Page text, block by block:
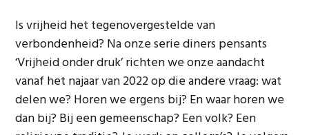
Is vrijheid het tegenovergestelde van
verbondenheid? Na onze serie diners pensants
‘Vrijheid onder druk’ richten we onze aandacht
vanaf het najaar van 2022 op die andere vraag: wat
delen we? Horen we ergens bij? En waar horen we
dan bij? Bij een gemeenschap? Een volk? Een